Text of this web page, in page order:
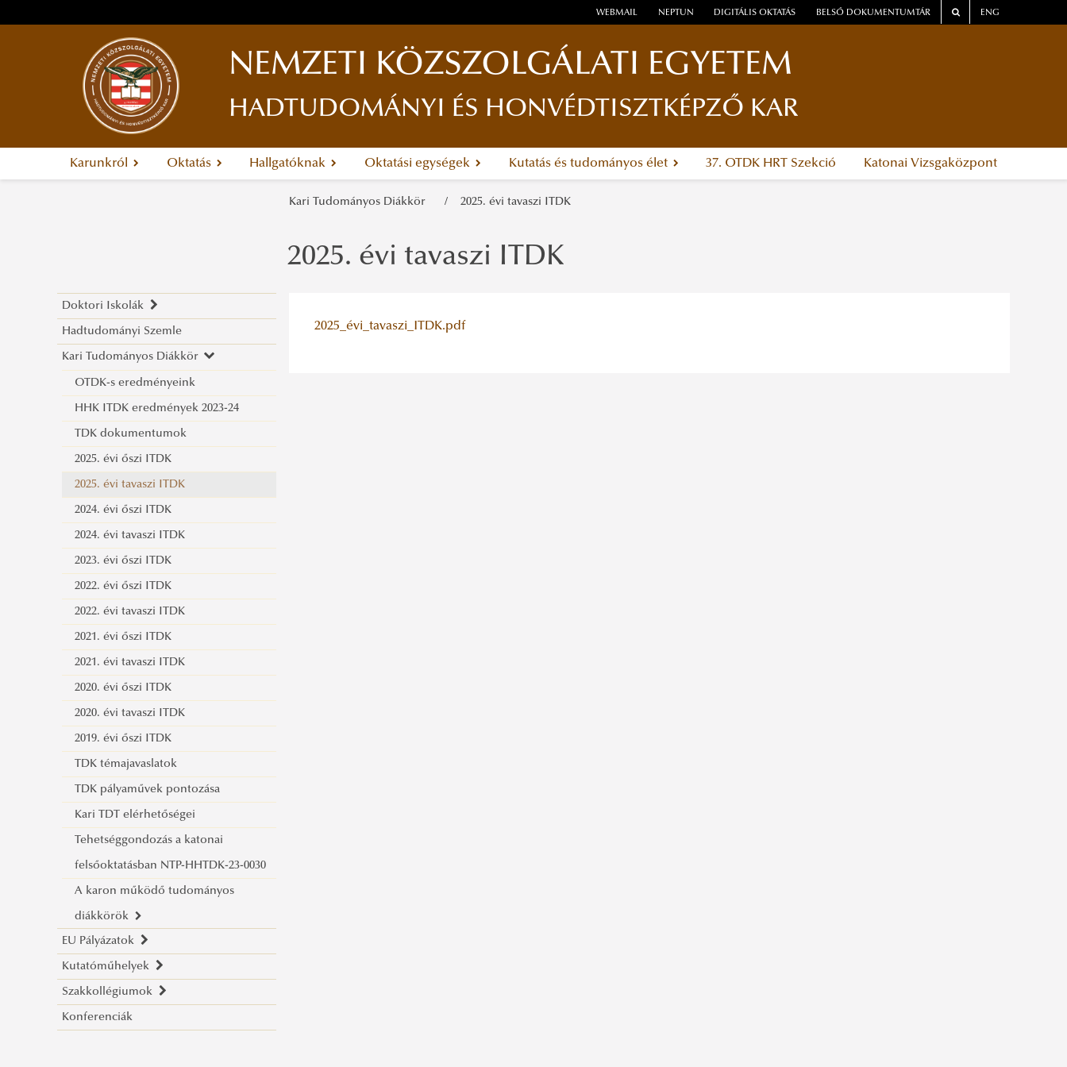
WEBMAIL NEPTUN DIGITÁLIS OKTATÁS BELSŐ DOKUMENTUMTÁR ENG
NEMZETI KÖZSZOLGÁLATI EGYETEM
HADTUDOMÁNYI ÉS HONVÉDTISZTKÉPZŐ KAR
Karunkról Oktatás Hallgatóknak Oktatási egységek Kutatás és tudományos élet 37. OTDK HRT Szekció Katonai Vizsgaközpont
Kari Tudományos Diákkör 2025. évi tavaszi ITDK
Doktori Iskolák
Hadtudományi Doktori Iskola
Katonai Műszaki Doktori Iskola
Hadtudományi Szemle
Kari Tudományos Diákkör
OTDK-s eredményeink
HHK ITDK eredmények 2023-24
TDK dokumentumok
2025. évi őszi ITDK
2025. évi tavaszi ITDK
2024. évi őszi ITDK
2024. évi tavaszi ITDK
2023. évi őszi ITDK
2022. évi őszi ITDK
2022. évi tavaszi ITDK
2021. évi őszi ITDK
2021. évi tavaszi ITDK
2020. évi őszi ITDK
2020. évi tavaszi ITDK
2019. évi őszi ITDK
TDK témajavaslatok
TDK pályaművek pontozása
Kari TDT elérhetőségei
Tehetséggondozás a katonai
felsőoktatásban NTP-HHTDK-23-0030
A karon működő tudományos
diákkörök
Diákkörök bejelentése
Honvédelmi Jogi és Igazgatási
Tudományos Diákkör
Hadtörténelem TDK
EU Pályázatok
KMOP 4.2.1/B
TÁMOP-4.2.3/08/1/B
Projektismertető
TÁMOP-3.2.4-9/1/KMR
Kutatóműhelyek
Ludovika-történeti Kutatóműhely
Bemutatkozás
Vallás és Biztonság Kutatóműhely
Szakkollégiumok
Biztonságpolitikai Szakkollégium
Konferenciák
2025. évi tavaszi ITDK
2025_évi_tavaszi_ITDK.pdf